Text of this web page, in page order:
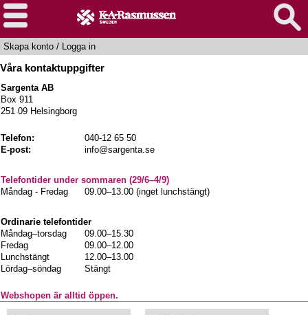
Skapa konto / Logga in
Våra kontaktuppgifter
Sargenta AB
Box 911
251 09 Helsingborg
Telefon:
040-12 65 50
E-post:
info@sargenta.se
Telefontider under sommaren (29/6–4/9)
Måndag - Fredag
09.00–13.00 (inget lunchstängt)
Ordinarie telefontider
Måndag–torsdag
09.00–15.30
Fredag
09.00–12.00
Lunchstängt
12.00–13.00
Lördag–söndag
Stängt
Webshopen är alltid öppen.